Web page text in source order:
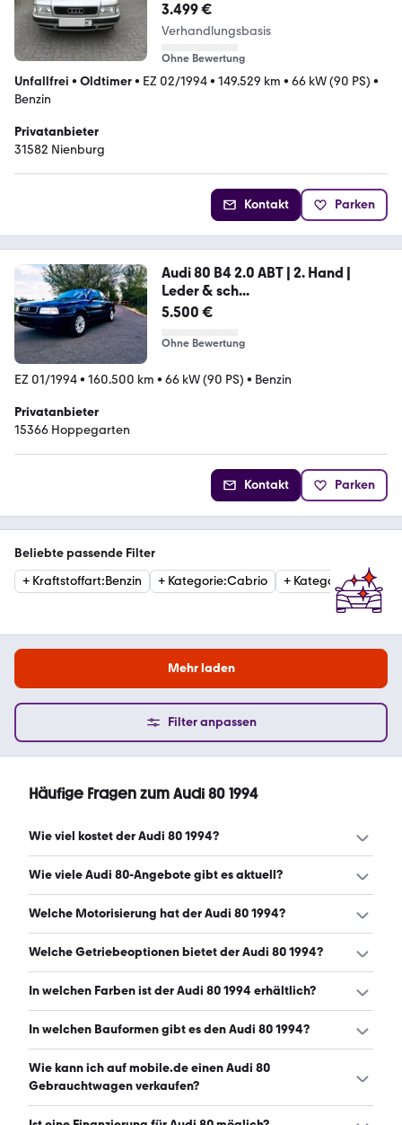
3.499 €
Verhandlungsbasis
Ohne Bewertung
Unfallfrei • Oldtimer• EZ 02/1994• 149.529 km • 66 kW (90 PS) •
Benzin
Privatanbieter
31582 Nienburg
Kontakt Parken
Audi 80 B4 2.0 ABT | 2. Hand |
Leder & sch...
5.500 €
Ohne Bewertung
EZ 01/1994• 160.500 km • 66 kW (90 PS) • Benzin
Privatanbieter
15366 Hoppegarten
Kontakt Parken
Beliebte passende Filter
+ Kraftstoffart:Benzin + Kategorie:Cabrio + Kategorie:
Mehr laden
Filter anpassen
Häufige Fragen zum Audi 80 1994
Wie viel kostet der Audi 80 1994?
Ein guter Preis für einen Audi 80 1994 liegt zwischen 2.490
Wie viele Audi 80-Angebote gibt es aktuell?
Es gibt insgesamt 81 Audi 80 bei mobile.de, davon 81
Welche Motorisierung hat der Audi 80 1994?
Der Audi 80 1994 hat Leistungen zwischen 90 und 150 PS.
Welche Getriebeoptionen bietet der Audi 80 1994?
Der Audi 80 1994 ist mit manuellem und automatischem
In welchen Farben ist der Audi 80 1994 erhältlich?
Den Audi 80 1994 gibt es in folgenden Farben: grün, silber,
ist grün. (Stand: 8.8.2026)
In welchen Bauformen gibt es den Audi 80 1994?
Den Audi 80 1994 gibt es in folgenden Bauformen:
Limousine. (Stand: 8.8.2026)
Wie kann ich auf mobile.de einen Audi 80
Gebrauchtwagen verkaufen?
Alle Informationen zum Verkauf an mobile.de-